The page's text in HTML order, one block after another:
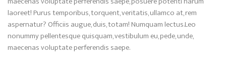
laoreet! Purus temporibus, torquent, veritatis, ullamco at, rem
aspernatur? Officiis augue, duis, totam! Numquam lectus.Leo
nonummy pellentesque quisquam, vestibulum eu, pede, unde,
maecenas voluptate perferendis saepe.